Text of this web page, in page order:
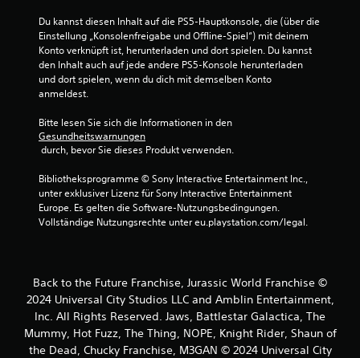
Du kannst diesen Inhalt auf die PS5-Hauptkonsole, die (über die
Einstellung „Konsolenfreigabe und Offline-Spiel“) mit deinem
Konto verknüpft ist, herunterladen und dort spielen. Du kannst
den Inhalt auch auf jede andere PS5-Konsole herunterladen
und dort spielen, wenn du dich mit demselben Konto
anmeldest.
Bitte lesen Sie sich die Informationen in den
Gesundheitswarnungen
durch, bevor Sie dieses Produkt verwenden.
Bibliotheksprogramme © Sony Interactive Entertainment Inc.,
unter exklusiver Lizenz für Sony Interactive Entertainment
Europe. Es gelten die Software-Nutzungsbedingungen.
Vollständige Nutzungsrechte unter eu.playstation.com/legal.
Back to the Future Franchise, Jurassic World Franchise ©
2024 Universal City Studios LLC and Amblin Entertainment,
Inc. All Rights Reserved. Jaws, Battlestar Galactica, The
Mummy, Hot Fuzz, The Thing, NOPE, Knight Rider, Shaun of
the Dead, Chucky Franchise, M3GAN © 2024 Universal City